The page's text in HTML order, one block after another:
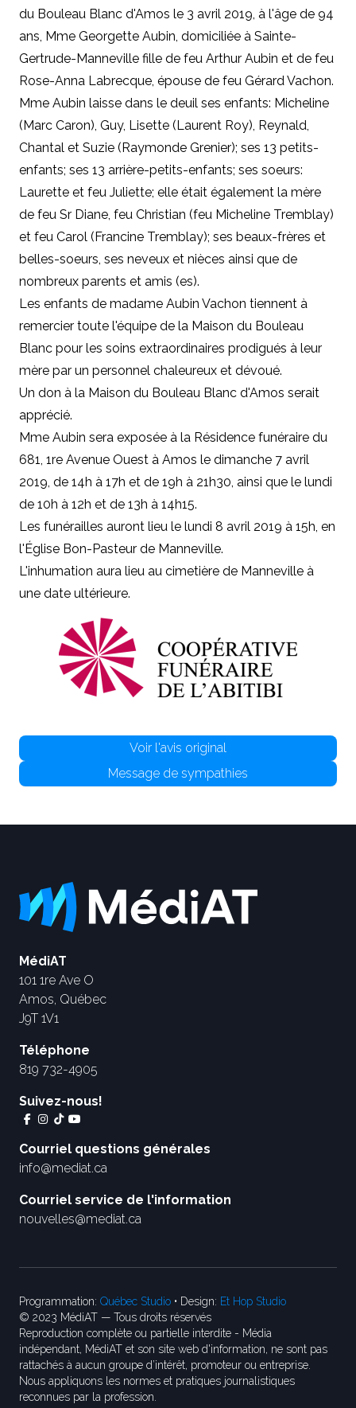
du Bouleau Blanc d'Amos le 3 avril 2019, à l'âge de 94
ans, Mme Georgette Aubin, domiciliée à Sainte-
Gertrude-Manneville fille de feu Arthur Aubin et de feu
Rose-Anna Labrecque, épouse de feu Gérard Vachon.
Mme Aubin laisse dans le deuil ses enfants: Micheline
(Marc Caron), Guy, Lisette (Laurent Roy), Reynald,
Chantal et Suzie (Raymonde Grenier); ses 13 petits-
enfants; ses 13 arrière-petits-enfants; ses soeurs:
Laurette et feu Juliette; elle était également la mère
de feu Sr Diane, feu Christian (feu Micheline Tremblay)
et feu Carol (Francine Tremblay); ses beaux-frères et
belles-soeurs, ses neveux et nièces ainsi que de
nombreux parents et amis (es).
Les enfants de madame Aubin Vachon tiennent à
remercier toute l'équipe de la Maison du Bouleau
Blanc pour les soins extraordinaires prodigués à leur
mère par un personnel chaleureux et dévoué.
Un don à la Maison du Bouleau Blanc d'Amos serait
apprécié.
Mme Aubin sera exposée à la Résidence funéraire du
681, 1re Avenue Ouest à Amos le dimanche 7 avril
2019, de 14h à 17h et de 19h à 21h30, ainsi que le lundi
de 10h à 12h et de 13h à 14h15.
Les funérailles auront lieu le lundi 8 avril 2019 à 15h, en
l'Église Bon-Pasteur de Manneville.
L'inhumation aura lieu au cimetière de Manneville à
une date ultérieure.
Voir l'avis original
Message de sympathies
MédiAT
101 1re Ave O
Amos, Québec
J9T 1V1
Téléphone
819 732-4905
Suivez-nous!
Courriel questions générales
info@mediat.ca
Courriel service de l'information
nouvelles@mediat.ca
Programmation: Québec Studio • Design: Et Hop Studio
© 2023 MédiAT — Tous droits réservés
Reproduction complète ou partielle interdite - Média
indépendant, MédiAT et son site web d'information, ne sont pas
rattachés à aucun groupe d’intérêt, promoteur ou entreprise.
Nous appliquons les normes et pratiques journalistiques
reconnues par la profession.